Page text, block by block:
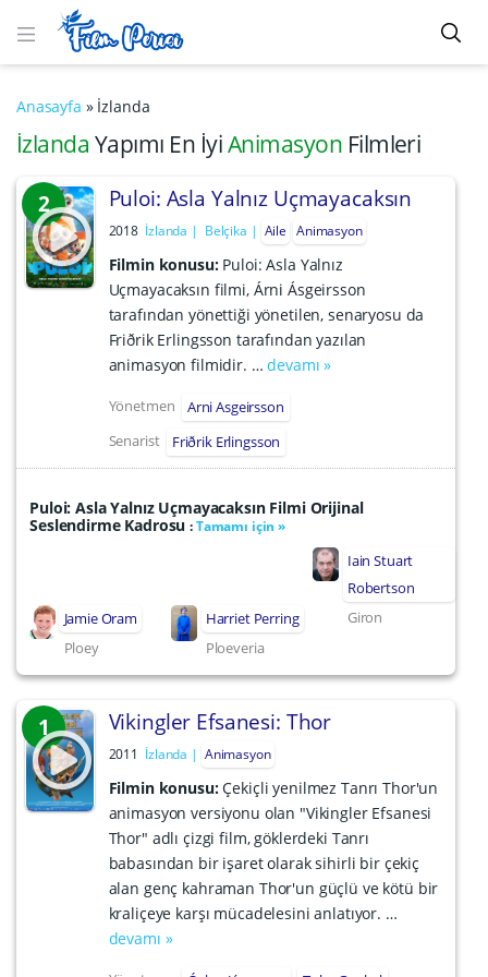
Anasayfa » İzlanda
İzlanda Yapımı En İyiAnimasyon Filmleri
2 Puloi: Asla Yalnız Uçmayacaksın
2018 İzlanda Belçika Aile Animasyon
Filmin konusu: Puloi: Asla Yalnız
Uçmayacaksın filmi, Árni Ásgeirsson
tarafından yönettiği yönetilen, senaryosu da
Friðrik Erlingsson tarafından yazılan
animasyon filmidir. …devamı »
Yönetmen
Arni Asgeirsson
Senarist
Friðrik Erlingsson
Puloi: Asla Yalnız Uçmayacaksın Filmi Orijinal
Seslendirme Kadrosu:Tamamı için »
Jamie Oram
Ploey
Harriet Perring
Ploeveria
Iain Stuart
Robertson
Giron
1 Vikingler Efsanesi: Thor
2011 İzlanda Animasyon
Filmin konusu:Çekiçli yenilmez Tanrı Thor'un
animasyon versiyonu olan "Vikingler Efsanesi
Thor" adlı çizgi film, göklerdeki Tanrı
babasından bir işaret olarak sihirli bir çekiç
alan genç kahraman Thor'un güçlü ve kötü bir
kraliçeye karşı mücadelesini anlatıyor. …
devamı »